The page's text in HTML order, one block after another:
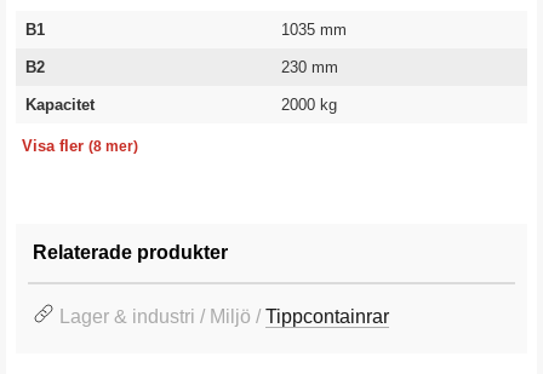
B1 1035 mm
B2 230 mm
Kapacitet
2000 kg
Visa fler (8 mer)
Relaterade produkter
Lager & industri / Miljö /Tippcontainrar